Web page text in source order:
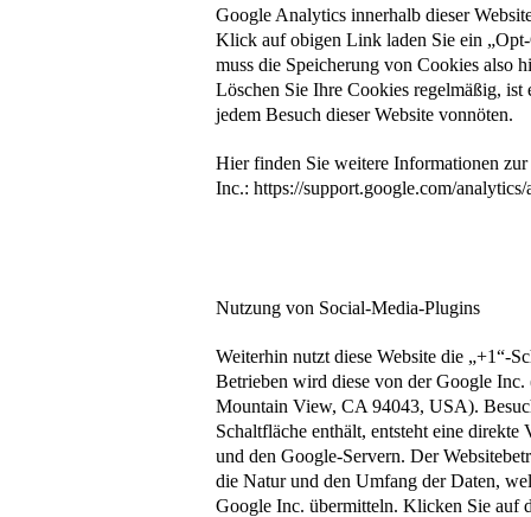
Google Analytics innerhalb dieser
Klick auf obigen Link laden Sie ein
muss die Speicherung von Cookies also
Löschen Sie Ihre Cookies regelmäßig,
jedem Besuch dieser Website vonnöten.
Hier finden Sie weitere Informationen
Inc.: https://support.google.com/
Nutzung von Social-Media-Plugins
Weiterhin nutzt diese Website die „+1“-
Betrieben wird diese von der Google
Mountain View, CA 94043, USA).
Schaltfläche enthält, entsteht eine
und den Google-Servern. Der
die Natur und den Umfang der Daten,
Google Inc. übermitteln. Klicken Sie auf